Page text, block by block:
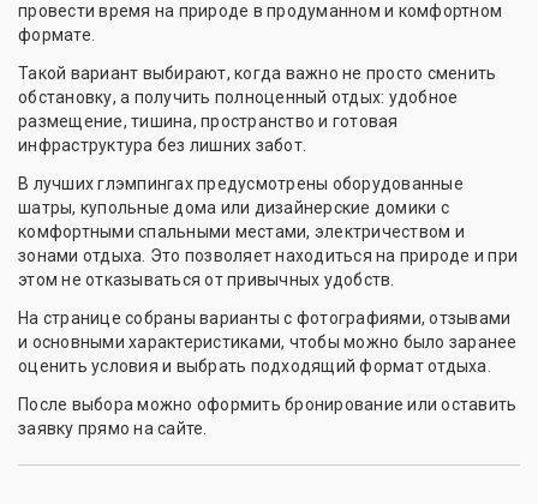
провести время на природе в продуманном и комфортном
формате.
Такой вариант выбирают, когда важно не просто сменить
обстановку, а получить полноценный отдых: удобное
размещение, тишина, пространство и готовая
инфраструктура без лишних забот.
В лучших глэмпингах предусмотрены оборудованные
шатры, купольные дома или дизайнерские домики с
комфортными спальными местами, электричеством и
зонами отдыха. Это позволяет находиться на природе и при
этом не отказываться от привычных удобств.
На странице собраны варианты с фотографиями, отзывами
и основными характеристиками, чтобы можно было заранее
оценить условия и выбрать подходящий формат отдыха.
После выбора можно оформить бронирование или оставить
заявку прямо на сайте.